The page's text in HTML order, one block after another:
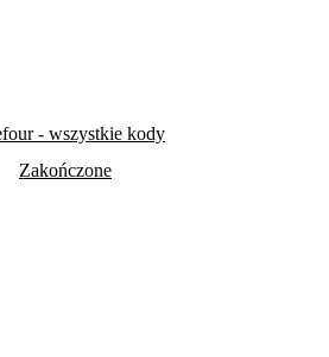
- wszystkie kody
Zakończone